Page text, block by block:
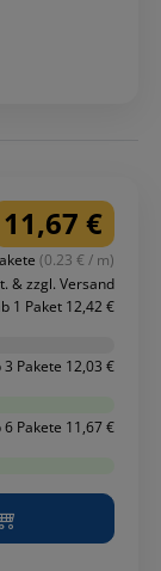
11,67 €
(0.23 € / m)
& zzgl. Versand
1 Paket 12,42 €
3 Pakete 12,03 €
6 Pakete 11,67 €